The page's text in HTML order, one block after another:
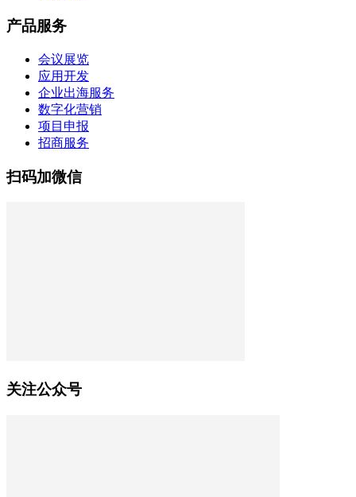
产品服务
会议展览
应用开发
企业出海服务
数字化营销
项目申报
招商服务
扫码加微信
关注公众号